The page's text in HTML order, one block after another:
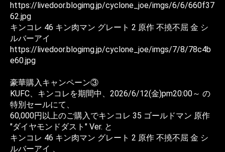
https://livedoor.blogimg.jp/cyclone_joe/imgs/6/6/660f37
62.jpg
キンコレ 46 キン肉マン グレート 2 原作 不撓不屈 金 シ
ルバーアイ
https://livedoor.blogimg.jp/cyclone_joe/imgs/7/8/78c4b
e60.jpg
豪華購入キャンペーン③
KUFC、キンコレを期間中、2026/6/12(金)pm20:00～ の
特別セールにて、
60,000円以上のご購入でキンコレ 35 ゴールドマン 原作
"ダイヤモンドダスト" Ver. と
キンコレ 46 キン肉マン グレート 2 原作 不撓不屈 金 シ
ルバーアイ 、